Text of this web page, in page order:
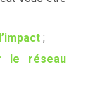
;
le réseau